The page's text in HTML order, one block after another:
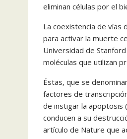
eliminan células por el
La coexistencia de vías
para activar la muerte
Universidad de
moléculas que utilizan
Éstas, que se
factores de
de instigar la apoptosis
conducen a su
artículo de Nature que